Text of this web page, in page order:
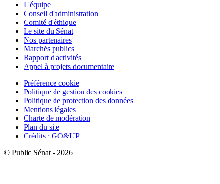
L'équipe
Conseil d'administration
Comité d'éthique
Le site du Sénat
Nos partenaires
Marchés publics
Rapport d'activités
Appel à projets documentaire
Préférence cookie
Politique de gestion des cookies
Politique de protection des données
Mentions légales
Charte de modération
Plan du site
Crédits : GO&UP
© Public Sénat - 2026